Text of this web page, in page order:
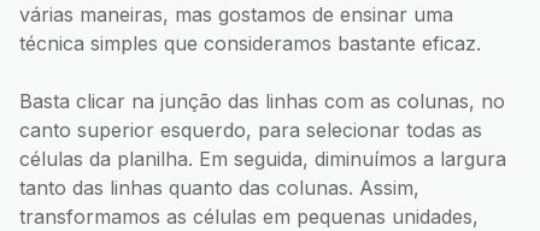
várias maneiras, mas gostamos de ensinar uma
técnica simples que consideramos bastante eficaz.
Basta clicar na junção das linhas com as colunas, no
canto superior esquerdo, para selecionar todas as
células da planilha. Em seguida, diminuímos a largura
tanto das linhas quanto das colunas. Assim,
transformamos as células em pequenas unidades,